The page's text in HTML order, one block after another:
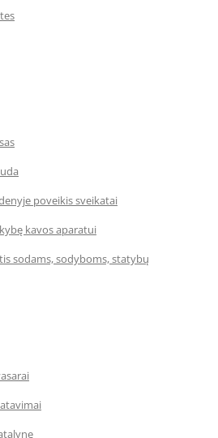
poveikis sveikatai
kavos aparatui
sodams, sodyboms, statybų